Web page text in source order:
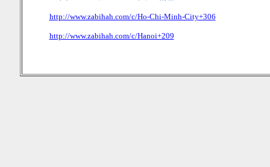
http://www.zabihah.com/c/Ho-Chi-Minh-City+306
http://www.zabihah.com/c/Hanoi+209